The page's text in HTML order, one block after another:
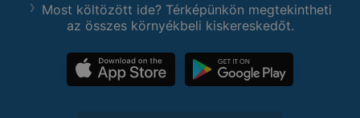
Most költözött ide? Térképünkön megtekintheti
az összes környékbeli kiskereskedőt.